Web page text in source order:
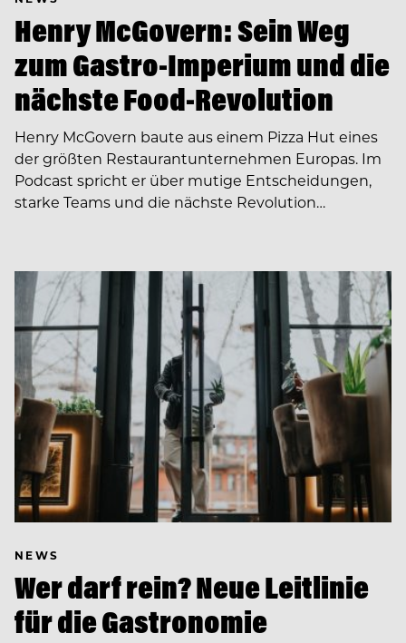
Henry McGovern: Sein Weg
zum Gastro-Imperium und die
nächste Food-Revolution
Henry McGovern baute aus einem Pizza Hut eines
der größten Restaurantunternehmen Europas. Im
Podcast spricht er über mutige Entscheidungen,
starke Teams und die nächste Revolution…
NEWS
Wer darf rein? Neue Leitlinie
für die Gastronomie